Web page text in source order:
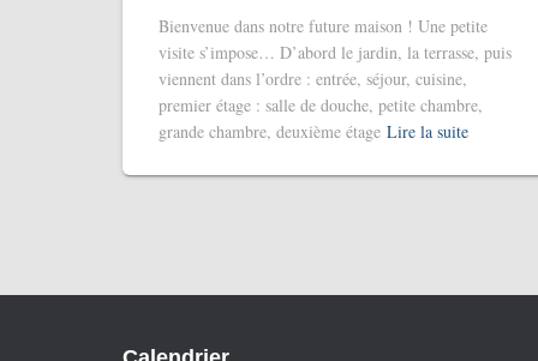
Bienvenue dans notre future maison ! Une petite
visite s’impose… D’abord le jardin, la terrasse, puis
viennent dans l’ordre : entrée, séjour, cuisine,
premier étage : salle de douche, petite chambre,
grande chambre, deuxième étage Lire la suite